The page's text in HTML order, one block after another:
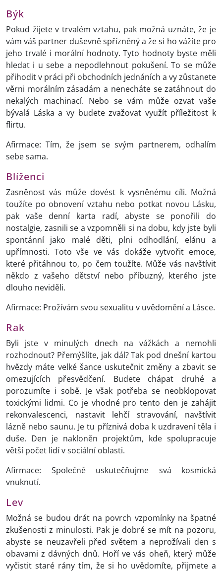
Býk
Pokud žijete v trvalém vztahu, pak možná uznáte, že je
vám váš partner duševně spřízněný a že si ho vážíte pro
jeho trvalé i morální hodnoty. Tyto hodnoty byste měli
hledat i u sebe a nepodlehnout pokušení. To se může
přihodit v práci při obchodních jednáních a vy zůstanete
věrni morálním zásadám a nenecháte se zatáhnout do
nekalých machinací. Nebo se vám může ozvat vaše
bývalá Láska a vy budete zvažovat využít příležitost k
flirtu.
Afirmace: Tím, že jsem se svým partnerem, odhalím
sebe sama.
Blíženci
Zasněnost vás může dovést k vysněnému cíli. Možná
toužíte po obnovení vztahu nebo potkat novou Lásku,
pak vaše denní karta radí, abyste se ponořili do
nostalgie, zasnili se a vzpomněli si na dobu, kdy jste byli
spontánní jako malé děti, plni odhodlání, elánu a
upřímnosti. Toto vše ve vás dokáže vytvořit emoce,
které přitáhnou to, po čem toužíte. Může vás navštívit
někdo z vašeho dětství nebo příbuzný, kterého jste
dlouho neviděli.
Afirmace: Prožívám svou sexualitu v uvědomění a Lásce.
Rak
Byli jste v minulých dnech na vážkách a nemohli
rozhodnout? Přemýšlíte, jak dál? Tak pod dnešní kartou
hvězdy máte velké šance uskutečnit změny a zbavit se
omezujících přesvědčení. Budete chápat druhé a
porozumíte i sobě. Je však potřeba se neobklopovat
toxickými lidmi. Co je vhodné pro tento den je zahájit
rekonvalescenci, nastavit lehčí stravování, navštívit
lázně nebo saunu. Je tu příznivá doba k uzdravení těla i
duše. Den je nakloněn projektům, kde spolupracuje
větší počet lidí v sociální oblasti.
Afirmace: Společně uskutečňujme svá kosmická
vnuknutí.
Lev
Možná se budou drát na povrch vzpomínky na špatné
zkušenosti z minulosti. Pak je dobré se mít na pozoru,
abyste se neuzavřeli před světem a neprožívali den s
obavami z dávných dnů. Hoří ve vás oheň, který může
vyčistit staré rány tím, že si ho uvědomíte, přijmete a